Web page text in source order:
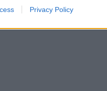
Privacy Policy